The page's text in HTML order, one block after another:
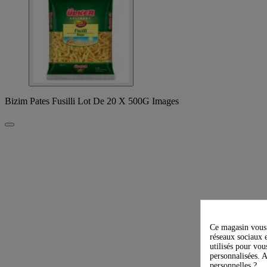
Bizim Pates Fusilli Lot De 20 X 500G Images
Ce magasin
réseaux sociaux
utilisés pour
personnalisées.